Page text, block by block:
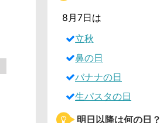
8月7日は
立秋
鼻の日
バナナの日
生パスタの日
明日以降は何の日？